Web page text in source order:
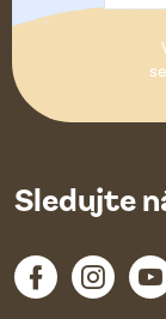
t
se
Sledujte